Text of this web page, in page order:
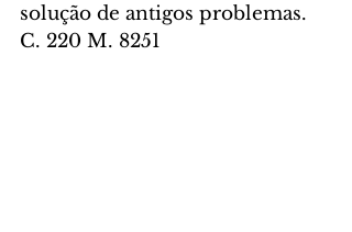
solução de antigos problemas.
C. 220 M. 8251